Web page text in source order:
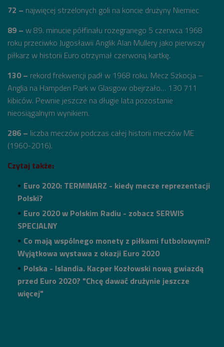
72 – najwięcej strzelonych goli na koncie drużyny Niemiec
89 – w 89. minucie półfinału rozegranego 5 czerwca 1968
roku przeciwko Jugosławii Anglik Alan Mullery jako pierwszy
piłkarz w historii Euro otrzymał czerwoną kartkę.
130 – rekord frekwencji padł w 1968 roku. Mecz Szkocja –
Anglia na Hampden Park w Glasgow obejrzało… 130 711
kibiców. Pewnie jeszcze na długie lata pozostanie
nieosiągalnym wynikiem.
286 – liczba meczów podczas całej historii meczów ME
(1960-2016).
Czytaj także:
Euro 2020: TERMINARZ - kiedy mecze reprezentacji
Polski?
Euro 2020 w Polskim Radiu - zobacz SERWIS
SPECJALNY
Co mają wspólnego monety z piłkami futbolowymi?
Wyjątkowa wystawa z okazji Euro 2020
Polska - Islandia. Kacper Kozłowski nową gwiazdą
przed Euro 2020? "Chcę dawać drużynie jeszcze
więcej"